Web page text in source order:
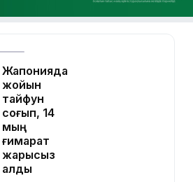
Жапонияда
жойқын
тайфун
соғып, 14
мың
ғимарат
жарықсыз
қалды